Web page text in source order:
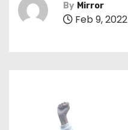
By Mirror
Feb 9, 2022